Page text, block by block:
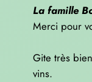
La famille
Merci pour
Gite très
vins.